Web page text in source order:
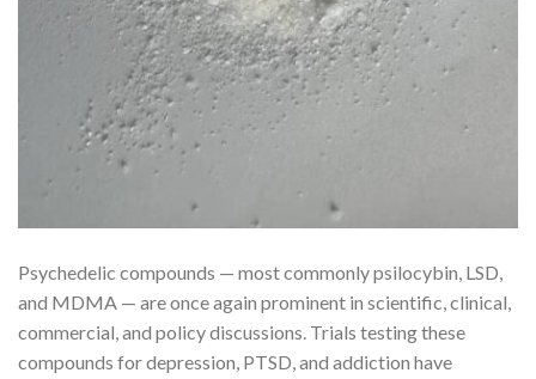
Psychedelic compounds — most commonly psilocybin, LSD,
and MDMA — are once again prominent in scientific, clinical,
commercial, and policy discussions. Trials testing these
compounds for depression, PTSD, and addiction have